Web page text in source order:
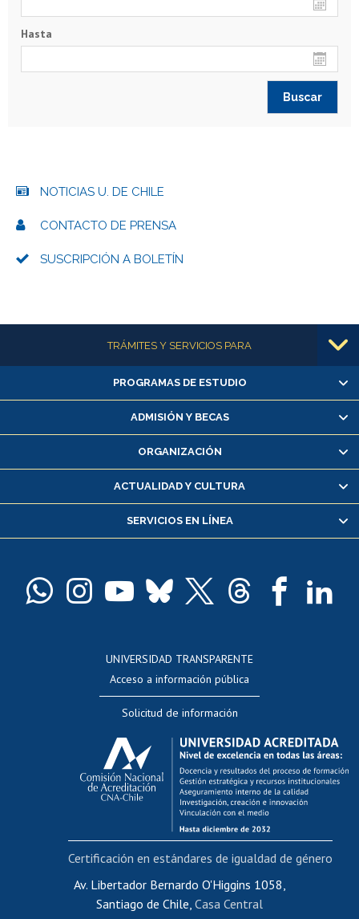
Hasta
NOTICIAS U. DE CHILE
CONTACTO DE PRENSA
SUSCRIPCIÓN A BOLETÍN
Más informaciónTRÁMITES Y SERVICIOS PARA
Alumnas/os y exalumnas/os
Matrícula en línea
Inscripción y cambio de asignaturas
Consulta y certificado de notas
Servicio médico y dental
Pago de arancel y crédito alumnos
Docentes
Evaluación docente
Calificación académica
Postulación al AUCAI
Funcionarias/os
Cursos internos de capacitación
Bienestar del personal
Portal de movilidad interna
Certificado de renta
Certificado de renta honorarios
PROGRAMAS DE ESTUDIO
ADMISIÓN Y BECAS
ORGANIZACIÓN
ACTUALIDAD Y CULTURA
SERVICIOS EN LÍNEA
UNIVERSIDAD TRANSPARENTE
Acceso a información pública
Solicitud de información
Av. Libertador Bernardo O'Higgins 1058,
Santiago de Chile, Casa Central
Certificación en estándares de igualdad de género